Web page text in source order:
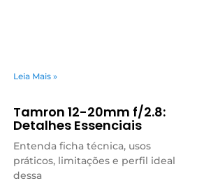
Leia Mais »
Tamron 12-20mm f/2.8:
Detalhes Essenciais
Entenda ficha técnica, usos
práticos, limitações e perfil ideal
dessa